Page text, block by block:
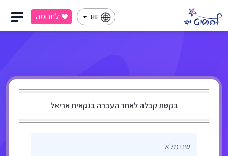
HE לתרומה
בקשת קבלה לאחר העברה בנקאית אריאל
שם מלא